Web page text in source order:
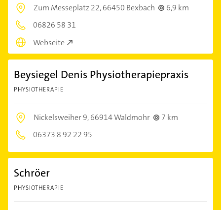
Zum Messeplatz 22,66450 Bexbach
6,9 km
06826 58 31
Webseite
Beysiegel Denis Physiotherapiepraxis
PHYSIOTHERAPIE
Nickelsweiher 9,66914 Waldmohr
7 km
06373 8 92 22 95
Schröer
PHYSIOTHERAPIE